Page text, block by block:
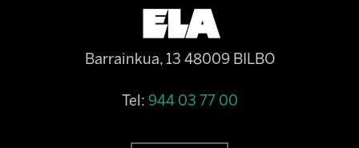
Barrainkua, 13 48009 BILBO
Tel: 944 03 77 00